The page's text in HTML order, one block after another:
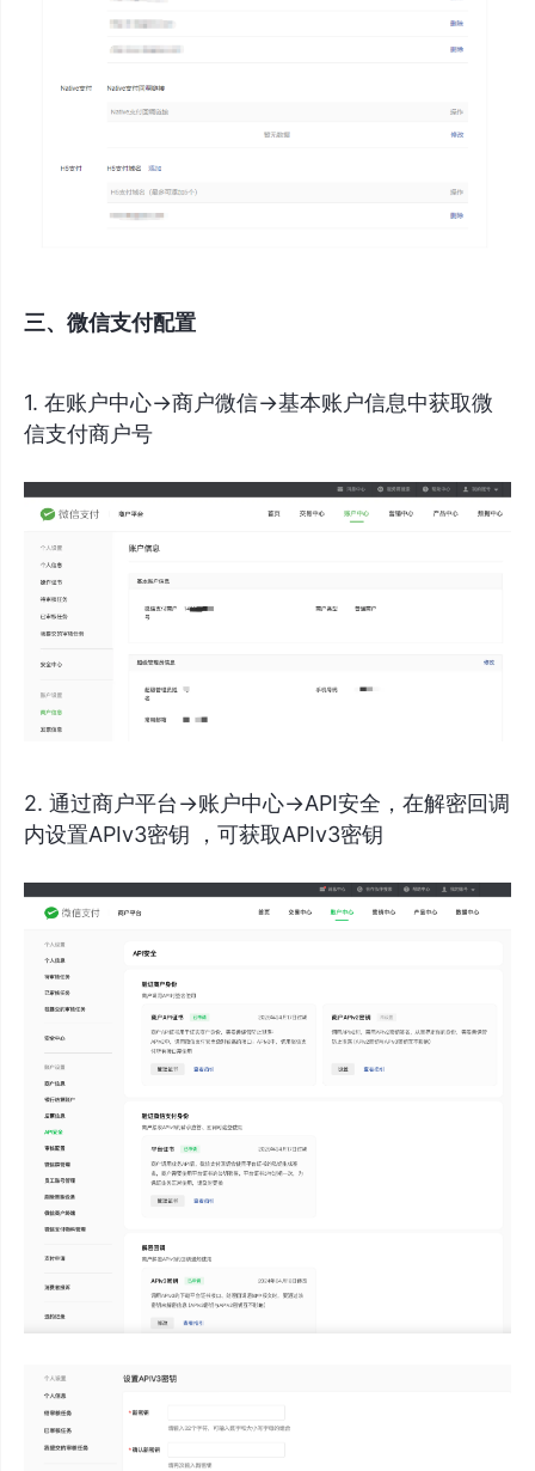
三、微信支付配置
1. 在账户中心->商户微信->基本账户信息中获取微
信支付商户号
2. 通过商户平台->账户中心->API安全，在解密回调
内设置APIv3密钥 ，可获取APIv3密钥